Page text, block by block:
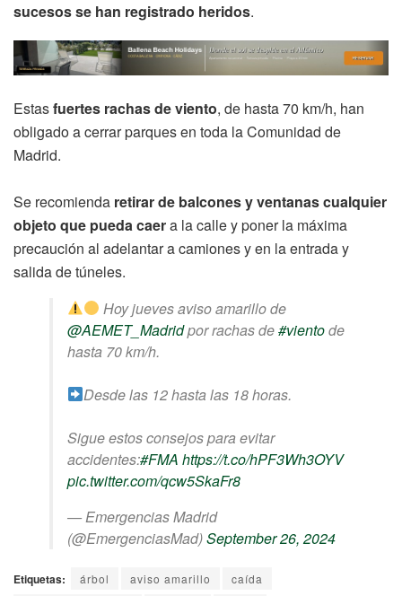
sucesos se han registrado heridos.
Estasfuertes rachas de viento, de hasta 70 km/h, han
obligado a cerrar parques en toda la Comunidad de
Madrid.
Se recomienda retirar de balcones y ventanas cualquier
objeto que pueda caera la calle y poner la máxima
precaución al adelantar a camiones y en la entrada y
salida de túneles.
Hoy jueves aviso amarillo de
@AEMET_Madridpor rachas de#vientode
hasta 70 km/h.
Desde las 12 hasta las 18 horas.
Sigue estos consejos para evitar
accidentes:#FMA https://t.co/hPF3Wh3OYV
pic.twitter.com/qcw5SkaFr8
— Emergencias Madrid
(@EmergenciasMad)September 26, 2024
Etiquetas: árbol aviso amarillo
caída